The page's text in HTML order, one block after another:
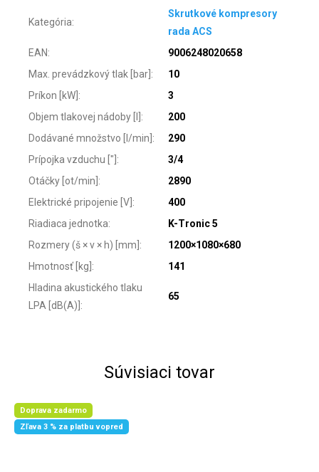
Kategória:
Skrutkové kompresory
rada ACS
EAN:
9006248020658
Max. prevádzkový tlak [bar] :
10
Príkon [kW] :
3
Objem tlakovej nádoby [l] :
200
Dodávané množstvo [l/min] :
290
Prípojka vzduchu ["] :
3/4
Otáčky [ot/min] :
2890
Elektrické pripojenie [V] :
400
Riadiaca jednotka:
K-Tronic 5
Rozmery (š × v × h) [mm] :
1200×1080×680
Hmotnosť [kg] :
141
Hladina akustického tlaku
LPA [dB(A)] :
65
Súvisiaci tovar
Doprava zadarmo
Zľava 3 % za platbu vopred